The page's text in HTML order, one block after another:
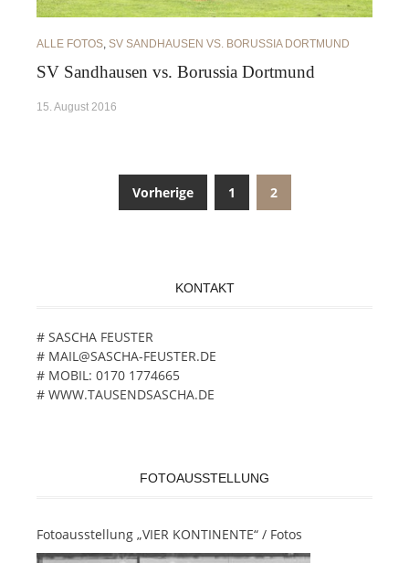
ALLE FOTOS, SV SANDHAUSEN VS. BORUSSIA DORTMUND
SV Sandhausen vs. Borussia Dortmund
15. August 2016
Beitragsnavigation
Vorherige 1 2
KONTAKT
# SASCHA FEUSTER
# MAIL@SASCHA-FEUSTER.DE
# MOBIL: 0170 1774665
# WWW.TAUSENDSASCHA.DE
FOTOAUSSTELLUNG
Fotoausstellung „VIER KONTINENTE“ / Fotos